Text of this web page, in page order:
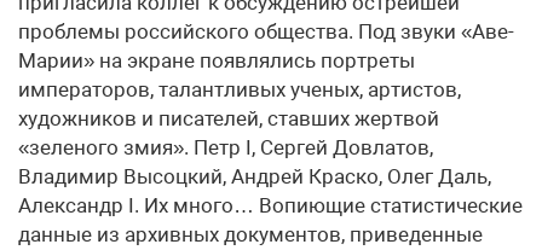
проблемы российского общества. Под звуки «Аве-
Марии» на экране появлялись портреты
императоров, талантливых ученых, артистов,
художников и писателей, ставших жертвой
«зеленого змия». Петр I, Сергей Довлатов,
Владимир Высоцкий, Андрей Краско, Олег Даль,
Александр I. Их много… Вопиющие статистические
данные из архивных документов, приведенные